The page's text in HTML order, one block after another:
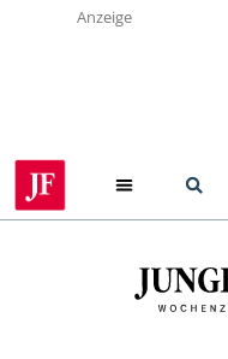
Anzeige